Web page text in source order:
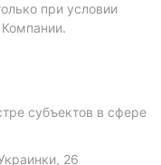
при условии
субъектов в сфере
26